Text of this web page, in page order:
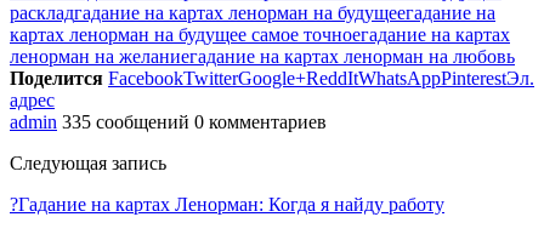
раскладгадание на картах ленорман на будущеегадание на
картах ленорман на будущее самое точноегадание на картах
ленорман на желаниегадание на картах ленорман на любовь
Поделится FacebookTwitterGoogle+ReddItWhatsAppPinterestЭл.
адрес
admin 335 сообщений 0 комментариев
Следующая запись
?Гадание на картах Ленорман: Когда я найду работу